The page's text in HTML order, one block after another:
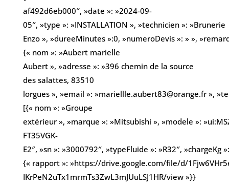
af492d6eb000″, »date »: »2024-09-
05″, »type »: »INSTALLATION », »technicien »: »Brunerie
Enzo », »dureeMinutes »:0, »numeroDevis »: » »,
{« nom »: »Aubert marielle
Aubert », »adresse »: »396 chemin de la source
des salattes, 83510
lorgues », »email »: »mariellle.aubert83@orange.fr »,
[{« nom »: »Groupe
extérieur », »marque »: »Mitsubishi », »modele »:
FT35VGK-
E2″, »sn »: »3000792″, »typeFluide »: »R32″, »chargeKg
{« rapport »: »https://drive.google.com/file/d/
IKrPeN2uTx1mrmTs3ZwL3mJUuLSJ1HR/view »}}